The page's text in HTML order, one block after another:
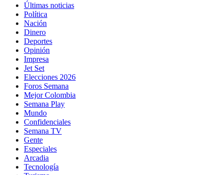
Últimas noticias
Política
Nación
Dinero
Deportes
Opinión
Impresa
Jet Set
Elecciones 2026
Foros Semana
Mejor Colombia
Semana Play
Mundo
Confidenciales
Semana TV
Gente
Especiales
Arcadia
Tecnología